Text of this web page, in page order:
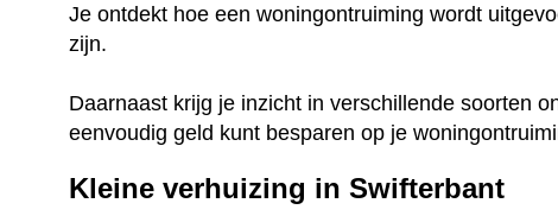
Je ontdekt hoe een woningontruiming wordt
zijn.
Daarnaast krijg je inzicht in verschillende soorten
eenvoudig geld kunt besparen op je
Kleine verhuizing in Swifterbant